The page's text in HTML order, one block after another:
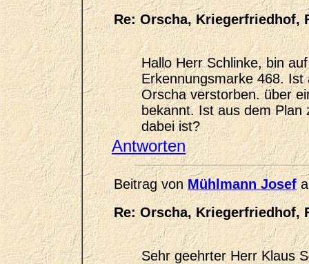
Re: Orscha, Kriegerfriedhof,
Hallo Herr Schlinke, bin
Erkennungsmarke 468.
Orscha verstorben. über
bekannt. Ist aus dem Plan
dabei ist?
Antworten
Beitrag vonMühlmann Josef
Re: Orscha, Kriegerfriedhof,
Sehr geehrter Herr Klaus